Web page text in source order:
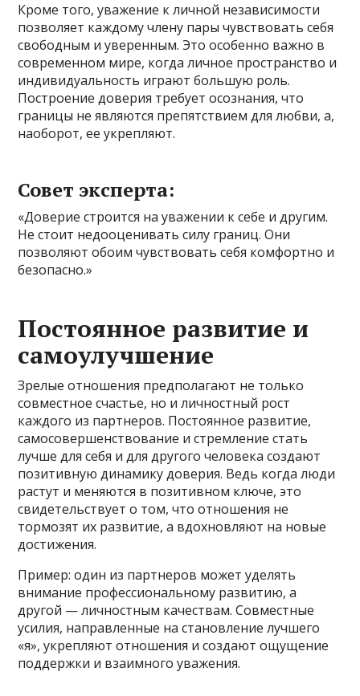
Кроме того, уважение к личной независимости
позволяет каждому члену пары чувствовать себя
свободным и уверенным. Это особенно важно в
современном мире, когда личное пространство и
индивидуальность играют большую роль.
Построение доверия требует осознания, что
границы не являются препятствием для любви, а,
наоборот, ее укрепляют.
Совет эксперта:
«Доверие строится на уважении к себе и другим.
Не стоит недооценивать силу границ. Они
позволяют обоим чувствовать себя комфортно и
безопасно.»
Постоянное развитие и
самоулучшение
Зрелые отношения предполагают не только
совместное счастье, но и личностный рост
каждого из партнеров. Постоянное развитие,
самосовершенствование и стремление стать
лучше для себя и для другого человека создают
позитивную динамику доверия. Ведь когда люди
растут и меняются в позитивном ключе, это
свидетельствует о том, что отношения не
тормозят их развитие, а вдохновляют на новые
достижения.
Пример: один из партнеров может уделять
внимание профессиональному развитию, а
другой — личностным качествам. Совместные
усилия, направленные на становление лучшего
«я», укрепляют отношения и создают ощущение
поддержки и взаимного уважения.